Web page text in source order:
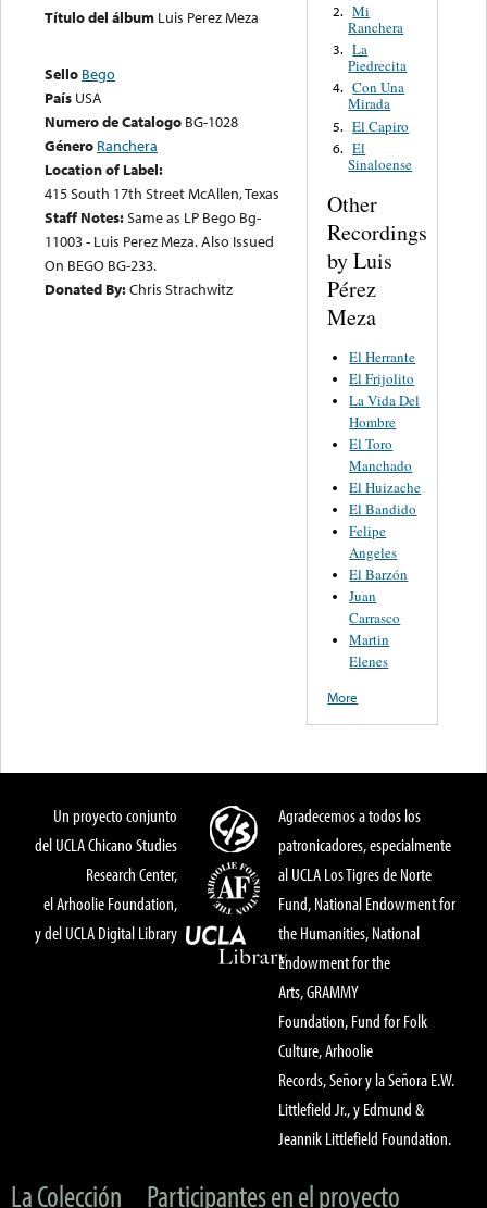
Título del álbum Luis Perez Meza
Sello Bego
País USA
Numero de Catalogo BG-1028
Género Ranchera
Location of Label:
415 South 17th Street McAllen, Texas
Staff Notes:Same as LP Bego Bg-
11003 - Luis Perez Meza. Also Issued
On BEGO BG-233.
Donated By:Chris Strachwitz
2. Mi
Ranchera
3. La
Piedrecita
4. Con Una
Mirada
5. El Capiro
6. El
Sinaloense
Other
Recordings
by Luis
Pérez
Meza
El Herrante
El Frijolito
La Vida Del
Hombre
El Toro
Manchado
El Huizache
El Bandido
Felipe
Angeles
El Barzón
Juan
Carrasco
Martin
Elenes
More
Un proyecto conjunto
del UCLA Chicano Studies
Research Center,
el Arhoolie Foundation,
y del UCLA Digital Library
Agradecemos a todos los
patronicadores, especialmente
al UCLA Los Tigres de Norte
Fund, National Endowment for
the Humanities, National
Endowment for the
Arts, GRAMMY
Foundation, Fund for Folk
Culture, Arhoolie
Records, Señor y la Señora E.W.
Littlefield Jr., y Edmund &
Jeannik Littlefield Foundation.
La Colección Participantes en el proyecto